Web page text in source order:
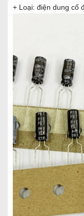
+ Loại: điện dung cố